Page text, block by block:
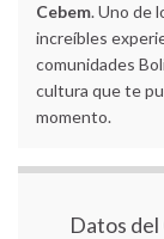
Cebem. Uno de
increíbles
comunidades
cultura que te
momento.
Datos